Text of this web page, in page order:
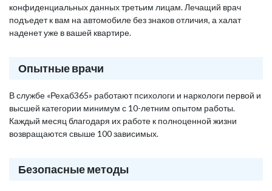
конфиденциальных данных третьим лицам. Лечащий врач
подъедет к вам на автомобиле без знаков отличия, а халат
наденет уже в вашей квартире.
Опытные врачи
В службе «Рехаб365» работают психологи и наркологи первой и
высшей категории минимум с 10-летним опытом работы.
Каждый месяц благодаря их работе к полноценной жизни
возвращаются свыше 100 зависимых.
Безопасные методы